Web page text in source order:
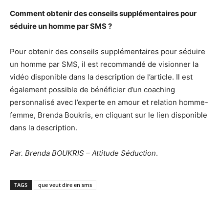
Comment obtenir des conseils supplémentaires pour
séduire un homme par SMS ?
Pour obtenir des conseils supplémentaires pour séduire
un homme par SMS, il est recommandé de visionner la
vidéo disponible dans la description de l’article. Il est
également possible de bénéficier d’un coaching
personnalisé avec l’experte en amour et relation homme-
femme, Brenda Boukris, en cliquant sur le lien disponible
dans la description.
Par. Brenda BOUKRIS – Attitude Séduction.
TAGS que veut dire en sms